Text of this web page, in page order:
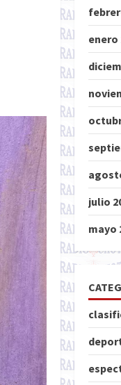
enero
julio
mayo